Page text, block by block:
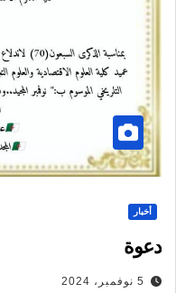
أخبار
دعوة
5 نوفمبر، 2024